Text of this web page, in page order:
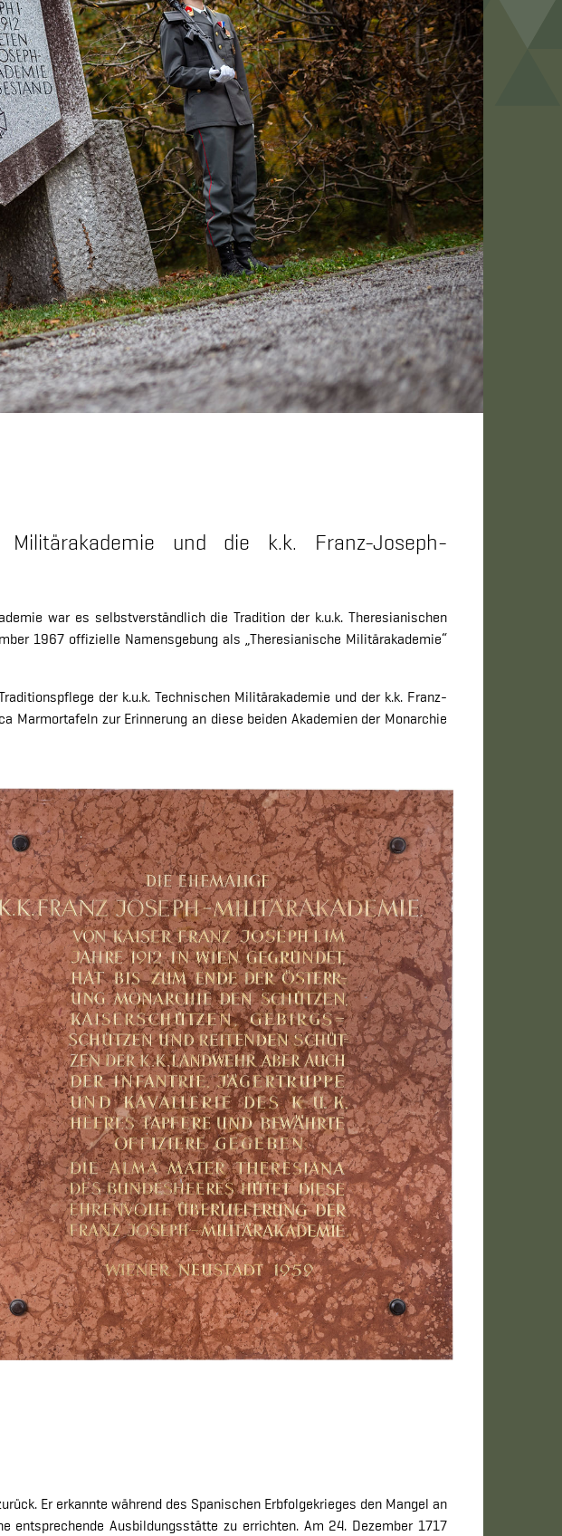
und die k.k. Franz-Joseph-
war es selbstverständlich die Tradition der k.u.k. Theresianischen
1967 offizielle Namensgebung als „Theresianische Militärakademie“
der k.u.k. Technischen Militärakademie und der k.k. Franz-
zur Erinnerung an diese beiden Akademien der Monarchie
Er erkannte während des Spanischen Erbfolgekrieges den Mangel an
entsprechende Ausbildungsstätte zu errichten. Am 24. Dezember 1717